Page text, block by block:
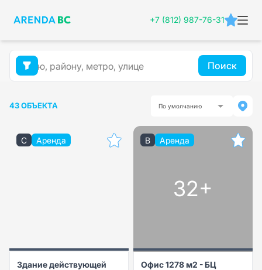
+7 (812) 987-76-31
Поиск
43 ОБЪЕКТА По умолчанию
C Аренда
Здание действующей
B Аренда
32+
Офис 1278 м2 - БЦ